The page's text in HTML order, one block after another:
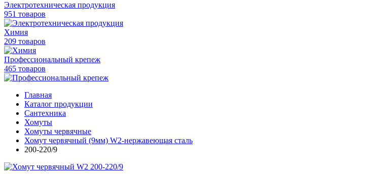
Электротехническая продукция
951 товаров
Химия
209 товаров
Профессиональный крепеж
465 товаров
Главная
Каталог продукции
Сантехника
Хомуты
Хомуты червячные
Хомут червячный (9мм) W2-нержавеющая сталь
200-220/9